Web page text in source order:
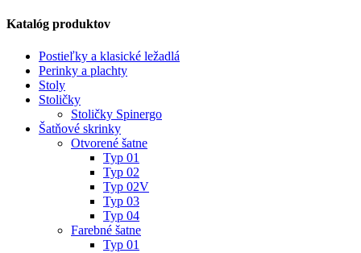
Katalóg produktov
Postieľky a klasické ležadlá
Perinky a plachty
Stoly
Stoličky
Stoličky Spinergo
Šatňové skrinky
Otvorené šatne
Typ 01
Typ 02
Typ 02V
Typ 03
Typ 04
Farebné šatne
Typ 01